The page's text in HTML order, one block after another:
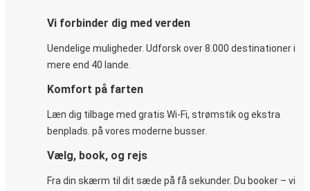
Vi forbinder dig med verden
Uendelige muligheder. Udforsk over 8.000 destinationer i
mere end 40 lande.
Komfort på farten
Læn dig tilbage med gratis Wi-Fi, strømstik og ekstra
benplads. på vores moderne busser.
Vælg, book, og rejs
Fra din skærm til dit sæde på få sekunder. Du booker – vi